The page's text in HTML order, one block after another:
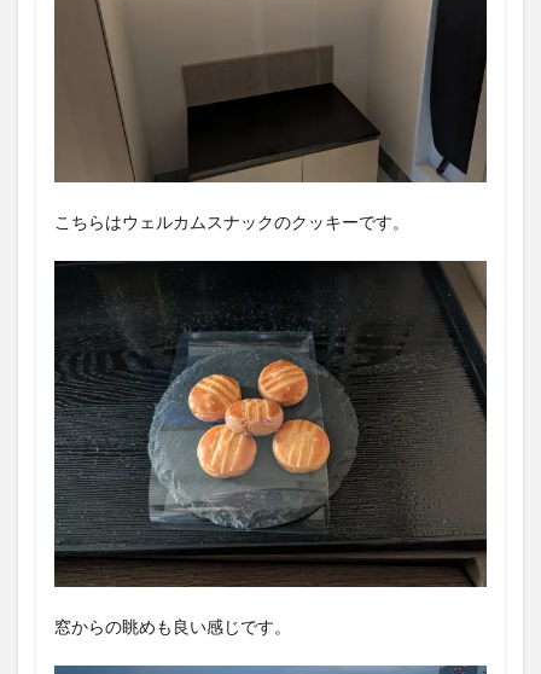
こちらはウェルカムスナックのクッキーです。
窓からの眺めも良い感じです。